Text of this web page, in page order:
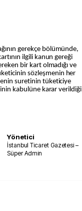
gerekçe bölümünde,
ilgili kanun gereği
bir kart olmadığı ve
sözleşmenin her
suretinin tüketiciye
kabulüne karar verildiği
Yönetici
İstanbul Ticaret Gazetesi –
Süper Admin